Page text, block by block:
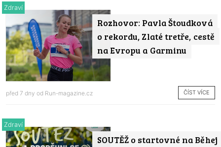
Rozhovor: Pavla Štoudková
o rekordu, Zlaté tretře, cestě
na Evropu a Garminu
Zdraví
před 7 dny od Run-magazine.cz ČÍST VÍCE
SOUTĚŽ o startovné na Běhej
Zdraví